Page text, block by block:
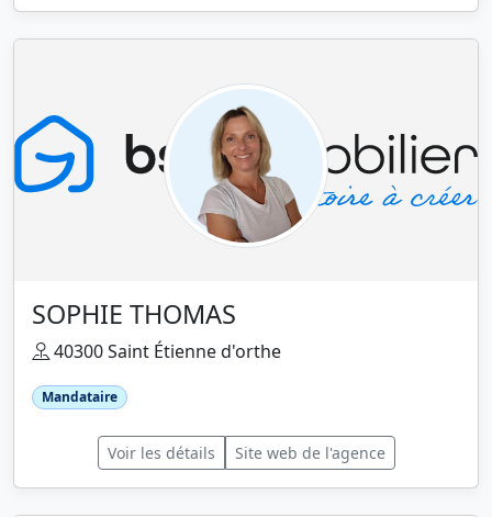
SOPHIE THOMAS
40300 Saint Étienne d'orthe
Mandataire
Voir les détails Site web de l'agence